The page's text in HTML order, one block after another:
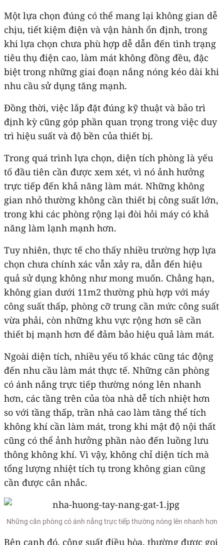
Một lựa chọn đúng có thể mang lại không gian dễ
chịu, tiết kiệm điện và vận hành ổn định, trong
khi lựa chọn chưa phù hợp dễ dẫn đến tình trạng
tiêu thụ điện cao, làm mát không đồng đều, đặc
biệt trong những giai đoạn nắng nóng kéo dài khi
nhu cầu sử dụng tăng mạnh.
Đồng thời, việc lắp đặt đúng kỹ thuật và bảo trì
định kỳ cũng góp phần quan trọng trong việc duy
trì hiệu suất và độ bền của thiết bị.
Trong quá trình lựa chọn, diện tích phòng là yếu
tố đầu tiên cần được xem xét, vì nó ảnh hưởng
trực tiếp đến khả năng làm mát. Những không
gian nhỏ thường không cần thiết bị công suất lớn,
trong khi các phòng rộng lại đòi hỏi máy có khả
năng làm lạnh mạnh hơn.
Tuy nhiên, thực tế cho thấy nhiều trường hợp lựa
chọn chưa chính xác vẫn xảy ra, dẫn đến hiệu
quả sử dụng không như mong muốn. Chẳng hạn,
không gian dưới 11m2 thường phù hợp với máy
công suất thấp, phòng cỡ trung cần mức công suất
vừa phải, còn những khu vực rộng hơn sẽ cần
thiết bị mạnh hơn để đảm bảo hiệu quả làm mát.
Ngoài diện tích, nhiều yếu tố khác cũng tác động
đến nhu cầu làm mát thực tế. Những căn phòng
có ánh nắng trực tiếp thường nóng lên nhanh
hơn, các tầng trên của tòa nhà dễ tích nhiệt hơn
so với tầng thấp, trần nhà cao làm tăng thể tích
không khí cần làm mát, trong khi mật độ nội thất
cũng có thể ảnh hưởng phần nào đến luồng lưu
thông không khí. Vì vậy, không chỉ diện tích mà
tổng lượng nhiệt tích tụ trong không gian cũng
cần được cân nhắc.
Những căn phòng có ánh nắng trực tiếp thường nóng lên nhanh hơn
Bên cạnh đó, công suất điều hòa, thường được gọi